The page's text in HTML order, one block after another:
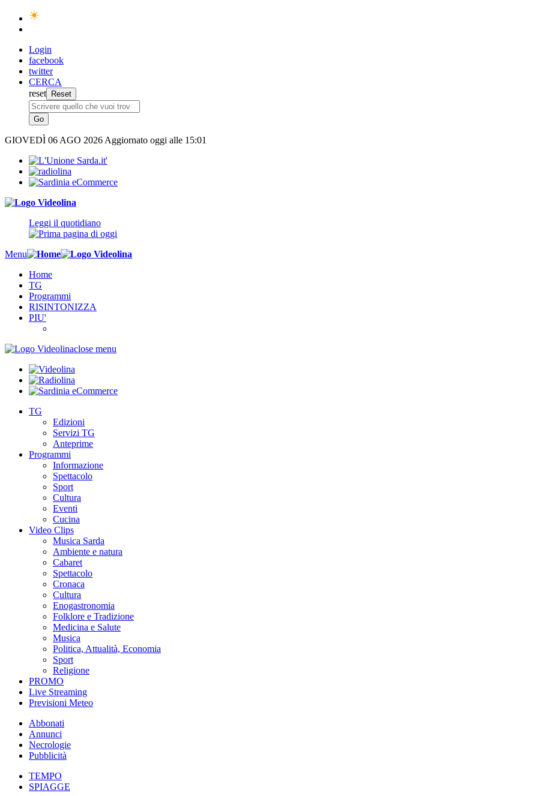
Login
facebook
twitter
CERCA
reset
GIOVEDÌ 06 AGO 2026 Aggiornato oggi alle 15:01
Leggi il quotidiano
Menu
Home
TG
Programmi
RISINTONIZZA
PIU'
close menu
TG
Edizioni
Servizi TG
Anteprime
Programmi
Informazione
Spettacolo
Sport
Cultura
Eventi
Cucina
Video Clips
Musica Sarda
Ambiente e natura
Cabaret
Spettacolo
Cronaca
Cultura
Enogastronomia
Folklore e Tradizione
Medicina e Salute
Musica
Politica, Attualità, Economia
Sport
Religione
PROMO
Live Streaming
Previsioni Meteo
Abbonati
Annunci
Necrologie
Pubblicità
TEMPO
SPIAGGE